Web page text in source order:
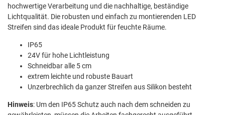
hochwertige Verarbeitung und die nachhaltige, beständige
Lichtqualität. Die robusten und einfach zu montierenden LED
Streifen sind das ideale Produkt für feuchte Räume.
IP65
24V für hohe Lichtleistung
Schneidbar alle 5 cm
extrem leichte und robuste Bauart
Unzerbrechlich da ganzer Streifen aus Silikon besteht
Hinweis: Um den IP65 Schutz auch nach dem schneiden zu